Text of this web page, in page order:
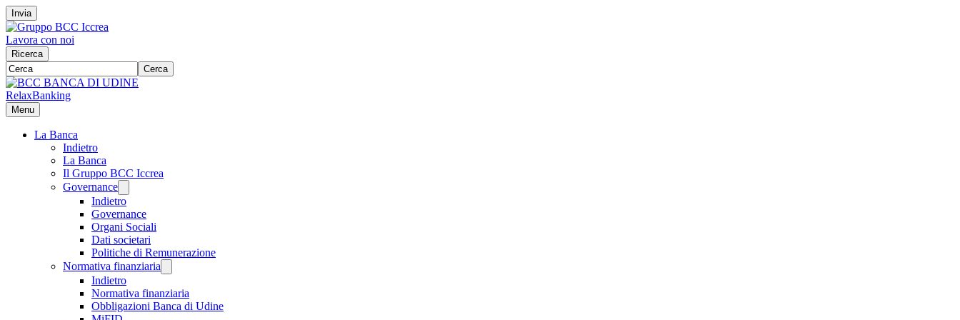
Invia
Lavora con noi
Ricerca
Cerca
RelaxBanking
Menu
La Banca
Indietro
La Banca
Il Gruppo BCC Iccrea
Governance
Indietro
Governance
Organi Sociali
Dati societari
Politiche di Remunerazione
Normativa finanziaria
Indietro
Normativa finanziaria
Obbligazioni Banca di Udine